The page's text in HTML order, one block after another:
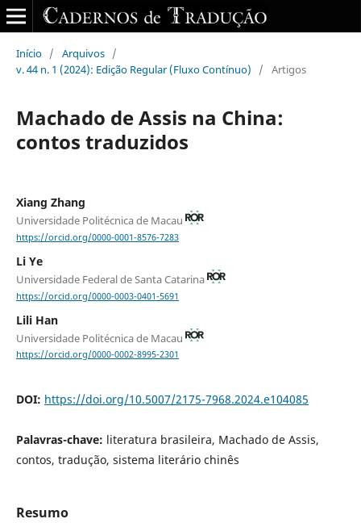
Início / Arquivos /
v. 44 n. 1 (2024): Edição Regular (Fluxo Contínuo)
/ Artigos
Machado de Assis na China:
contos traduzidos
Xiang Zhang
Universidade Politécnica de Macau
https://orcid.org/0000-0001-8576-7283
Li Ye
Universidade Federal de Santa Catarina
https://orcid.org/0000-0003-0401-5691
Lili Han
Universidade Politécnica de Macau
https://orcid.org/0000-0002-8995-2301
DOI: https://doi.org/10.5007/2175-7968.2024.e104085
Palavras-chave: literatura brasileira, Machado de Assis,
contos, tradução, sistema literário chinês
Resumo